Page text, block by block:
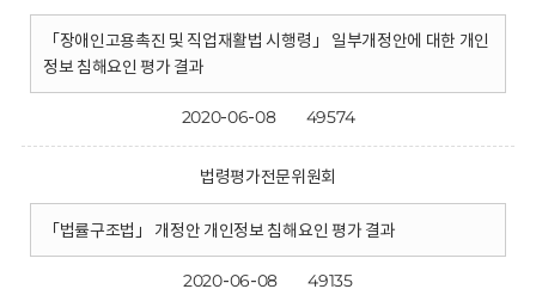
「장애인고용촉진 및 직업재활법 시행령」 일부개정안에 대한 개인
정보 침해요인 평가 결과
2020-06-08 49574
법령평가전문위원회
「법률구조법」 개정안 개인정보 침해요인 평가 결과
2020-06-08 49135